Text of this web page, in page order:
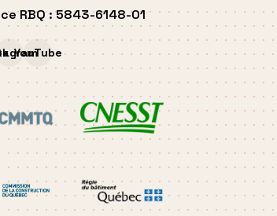
RBQ : 5843-6148-01
YouTube